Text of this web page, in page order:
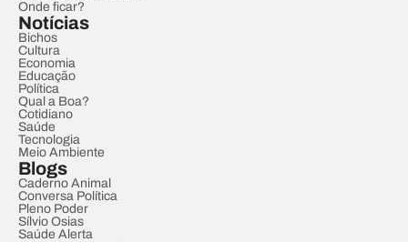
Onde ficar?
Notícias
Bichos
Cultura
Economia
Educação
Política
Qual a Boa?
Cotidiano
Saúde
Tecnologia
Meio Ambiente
Blogs
Caderno Animal
Conversa Política
Pleno Poder
Sílvio Osias
Saúde Alerta